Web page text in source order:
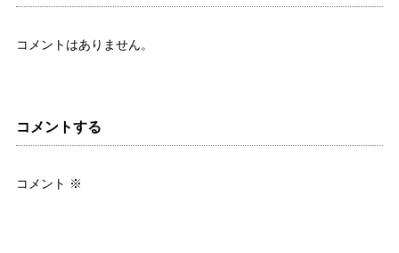
コメントはありません。
コメントする
コメント ※